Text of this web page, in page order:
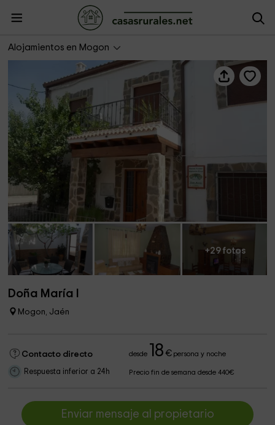
Alojamientos en Mogon
+29 fotos
Doña María I
Mogon, Jaén
Contacto directo desde 18 €persona y noche
Respuesta inferior a 24h Precio fin de semana desde 440€
Enviar mensaje al propietario